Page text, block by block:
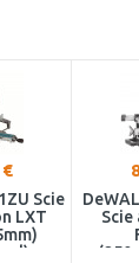
Scie
LXT
Scie